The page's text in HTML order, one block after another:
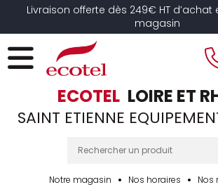
Livraison offerte dès 249€ HT d’achat
magasin
ECOTEL LOIRE ET
SAINT ETIENNE
Notre magasin Nos horaires Nos
Panneau de gestion des cookies